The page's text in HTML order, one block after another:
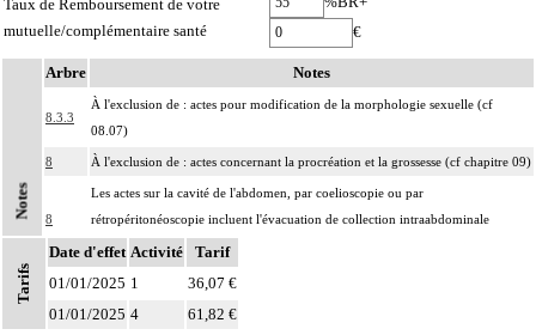
Taux de Remboursement de votre
mutuelle/complémentaire santé
€
Notes
Arbre Notes
8.3.3
À l'exclusion de : actes pour modification de la morphologie sexuelle (cf
08.07)
8 À l'exclusion de : actes concernant la procréation et la grossesse (cf chapitre 09)
8
Les actes sur la cavité de l'abdomen, par coelioscopie ou par
rétropéritonéoscopie incluent l'évacuation de collection intraabdominale
associée, la toilette péritonéale et/ou la pose de drain.
Les actes sur la cavité de l'abdomen, par abord direct incluent l'évacuation de
Tarifs
Date d'effet Activité
Tarif
01/01/2025 1
36,07 €
01/01/2025 4 61,82 €